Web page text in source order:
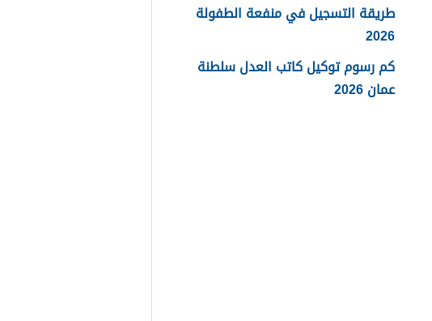
طريقة التسجيل في منفعة الطفولة
2026
كم رسوم توكيل كاتب العدل سلطنة
عمان 2026